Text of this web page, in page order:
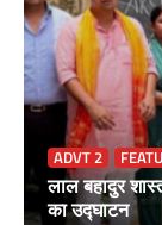
ADVT 2
लाल बहादुर
का उद्घाटन